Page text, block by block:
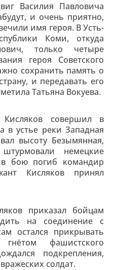
Василия Павловича
и очень приятно,
имя героя. В Усть-
Коми, откуда
только четыре
героя Советского
сохранить память о
и передавать его
Татьяна Вокуева.
совершил в
в устье реки Западная
высоту Безымянная,
немецкие
в бою погиб командир
Кисляков принял
приказал бойцам
на соединение с
остался прикрывать
фашистского
подкрепления,
солдат.